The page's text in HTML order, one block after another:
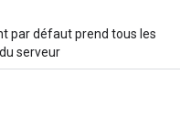
par défaut prend tous les
serveur